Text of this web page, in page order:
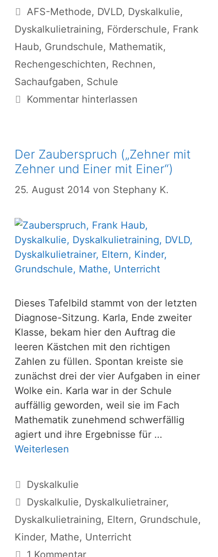
Schlagwörter
AFS-Methode, DVLD, Dyskalkulie,
Dyskalkulietraining, Förderschule, Frank
Haub, Grundschule, Mathematik,
Rechengeschichten, Rechnen,
Sachaufgaben, Schule
Kommentar hinterlassen
Der Zauberspruch („Zehner mit
Zehner und Einer mit Einer“)
25. August 2014 von Stephany K.
Dieses Tafelbild stammt von der letzten
Diagnose-Sitzung. Karla, Ende zweiter
Klasse, bekam hier den Auftrag die
leeren Kästchen mit den richtigen
Zahlen zu füllen. Spontan kreiste sie
zunächst drei der vier Aufgaben in einer
Wolke ein. Karla war in der Schule
auffällig geworden, weil sie im Fach
Mathematik zunehmend schwerfällig
agiert und ihre Ergebnisse für …
Weiterlesen
Kategorien
Dyskalkulie
Schlagwörter
Dyskalkulie, Dyskalkulietrainer,
Dyskalkulietraining, Eltern, Grundschule,
Kinder, Mathe, Unterricht
1 Kommentar